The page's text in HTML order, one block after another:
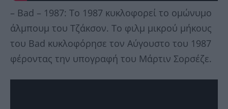
– Bad – 1987: To 1987 κυκλοφορεί το ομώνυμο
άλμπουμ του Τζάκσον. Το φιλμ μικρού μήκους
του Bad κυκλοφόρησε τον Αύγουστο του 1987
φέροντας την υπογραφή του Μάρτιν Σορσέζε.